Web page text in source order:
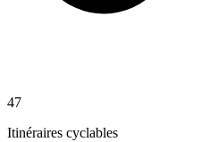
47
Itinéraires cyclables